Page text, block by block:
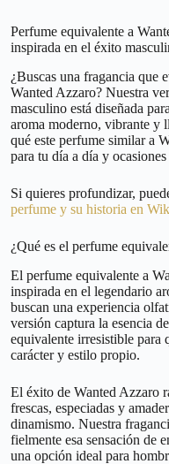
Perfume equivalente a
inspirada en el éxito
¿Buscas una fragancia que
Wanted Azzaro? Nuestra
masculino está diseñada
aroma moderno, vibrante y
qué este perfume similar a
para tu día a día y ocasiones
Si quieres profundizar,
perfume y su historia en
¿Qué es el perfume
El perfume equivalente a
inspirada en el legendario
buscan una experiencia
versión captura la esencia
equivalente irresistible para
carácter y estilo propio.
El éxito de Wanted Azzaro
frescas, especiadas y
dinamismo. Nuestra
fielmente esa sensación de
una opción ideal para